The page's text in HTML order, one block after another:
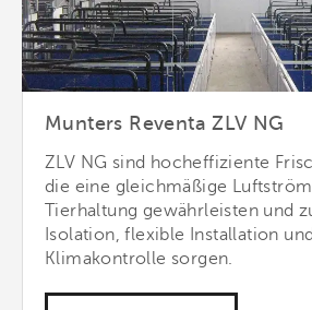
Munters Reventa ZLV NG
ZLV NG sind hocheffiziente
die eine gleichmäßige
Tierhaltung gewährleisten und
Isolation, flexible Installation
Klimakontrolle sorgen.